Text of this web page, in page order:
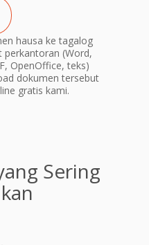
hausa ke tagalog
(Word,
OpenOffice, teks)
dokumen tersebut
gratis kami.
Sering